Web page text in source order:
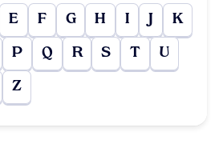
E F G H I J K
P Q R S T U
Z